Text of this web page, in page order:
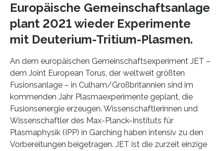
Europäische Gemeinschaftsanlage
plant 2021 wieder Experimente
mit Deuterium-Tritium-Plasmen.
An dem europäischen Gemeinschaftsexperiment JET –
dem Joint European Torus, der weltweit größten
Fusionsanlage – in Culham/Großbritannien sind im
kommenden Jahr Plasmaexperimente geplant, die
Fusionsenergie erzeugen. Wissenschaftlerinnen und
Wissenschaftler des Max-Planck-Instituts für
Plasmaphysik (IPP) in Garching haben intensiv zu den
Vorbereitungen beigetragen. JET ist die zurzeit einzige